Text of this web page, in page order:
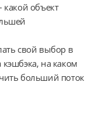
какой объект
свой выбор в
на каком
больший поток